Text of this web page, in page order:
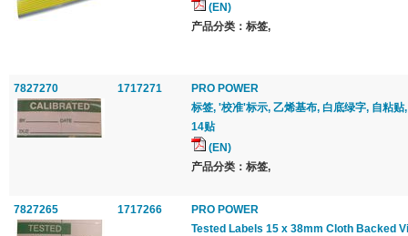
(EN)
产品分类：标签,
7827270 1717271
PRO POWER
标签, '校准'标示, 乙烯基布, 白底绿字, 自粘
14贴
(EN)
产品分类：标签,
7827265 1717266
PRO POWER
Tested Labels 15 x 38mm Cloth Backed